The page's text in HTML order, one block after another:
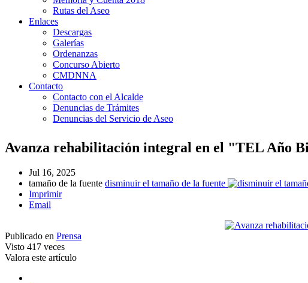
Rutas del Aseo
Enlaces
Descargas
Galerías
Ordenanzas
Concurso Abierto
CMDNNA
Contacto
Contacto con el Alcalde
Denuncias de Trámites
Denuncias del Servicio de Aseo
Avanza rehabilitación integral en el "TEL Año
Jul 16, 2025
tamaño de la fuente disminuir el tamaño de la fuente
Imprimir
Email
Publicado en Prensa
Visto 417 veces
Valora este artículo